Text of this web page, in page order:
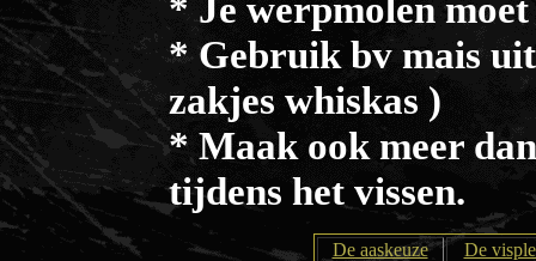
* Je werpmolen moet
* Gebruik bv mais
zakjes whiskas )
* Maak ook meer
tijdens het vissen.
De aaskeuze
De